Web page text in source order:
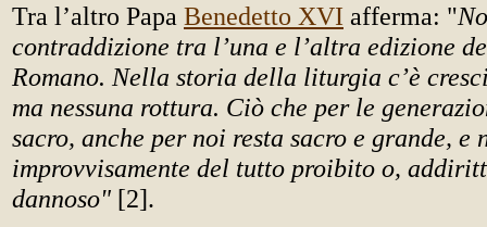
Tra l’altro Papa Benedetto XVI afferma: "
contraddizione tra l’una e l’altra edizione
Romano. Nella storia della liturgia c’è
ma nessuna rottura. Ciò che per le
sacro, anche per noi resta sacro e grande, e
improvvisamente del tutto proibito o,
dannoso" [2].